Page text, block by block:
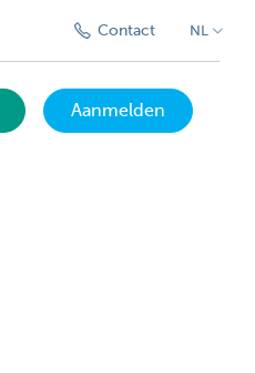
Contact NL
Aanmelden